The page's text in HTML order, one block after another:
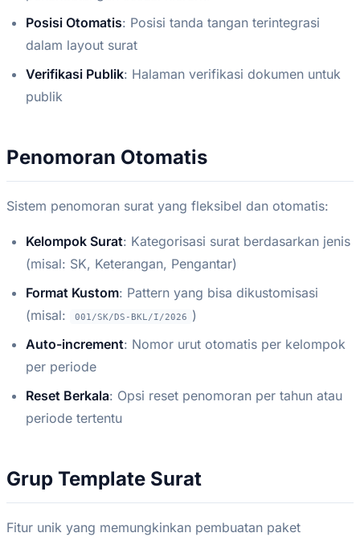
Posisi Otomatis: Posisi tanda tangan terintegrasi
dalam layout surat
Verifikasi Publik: Halaman verifikasi dokumen untuk
publik
Penomoran Otomatis
Sistem penomoran surat yang fleksibel dan otomatis:
Kelompok Surat: Kategorisasi surat berdasarkan jenis
(misal: SK, Keterangan, Pengantar)
Format Kustom: Pattern yang bisa dikustomisasi
(misal:
001/SK/DS-BKL/I/2026 )
Auto-increment: Nomor urut otomatis per kelompok
per periode
Reset Berkala: Opsi reset penomoran per tahun atau
periode tertentu
Grup Template Surat
Fitur unik yang memungkinkan pembuatan paket